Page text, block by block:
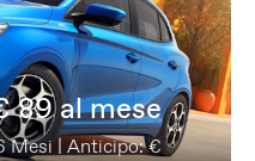
89 al mese
Mesi | Anticipo: €